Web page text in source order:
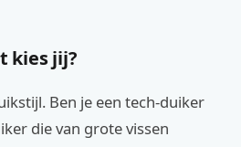
kies jij?
Ben je een tech-duiker
die van grote vissen